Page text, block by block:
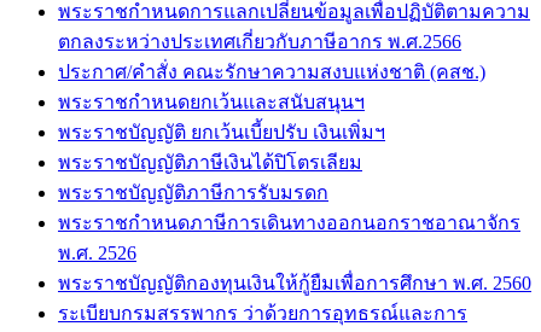
พระราชกำหนดการแลกเปลี่ยนข้อมูลเพื่อปฏิบัติตามความ
ตกลงระหว่างประเทศเกี่ยวกับภาษีอากร พ.ศ.2566
ประกาศ/คำสั่ง คณะรักษาความสงบแห่งชาติ (คสช.)
พระราชกำหนดยกเว้นและสนับสนุนฯ
พระราชบัญญัติ ยกเว้นเบี้ยปรับ เงินเพิ่มฯ
พระราชบัญญัติภาษีเงินได้ปิโตรเลียม
พระราชบัญญัติภาษีการรับมรดก
พระราชกำหนดภาษีการเดินทางออกนอกราชอาณาจักร
พ.ศ. 2526
พระราชบัญญัติกองทุนเงินให้กู้ยืมเพื่อการศึกษา พ.ศ. 2560
ระเบียบกรมสรรพากร ว่าด้วยการอุทธรณ์และการ